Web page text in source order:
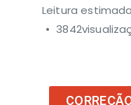
Leitura